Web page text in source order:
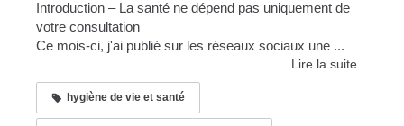
Introduction – La santé ne dépend pas uniquement de
votre consultation
Ce mois-ci, j'ai publié sur les réseaux sociaux une ...
Lire la suite...
hygiène de vie et santé